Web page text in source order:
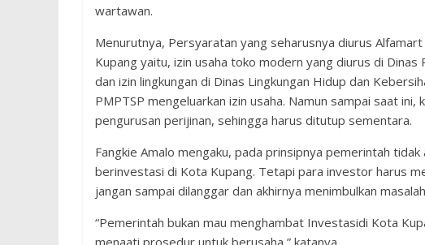
wartawan.
Menurutnya, Persyaratan yang seharusnya diurus
Kupang yaitu, izin usaha toko modern yang diurus di
dan izin lingkungan di Dinas Lingkungan Hidup dan
PMPTSP mengeluarkan izin usaha. Namun sampai saat
pengurusan perijinan, sehingga harus ditutup sementara.
Fangkie Amalo mengaku, pada prinsipnya pemerintah
berinvestasi di Kota Kupang. Tetapi para investor harus
jangan sampai dilanggar dan akhirnya menimbulkan
“Pemerintah bukan mau menghambat Investasidi Kota
menaati prosedur untuk berusaha,” katanya.